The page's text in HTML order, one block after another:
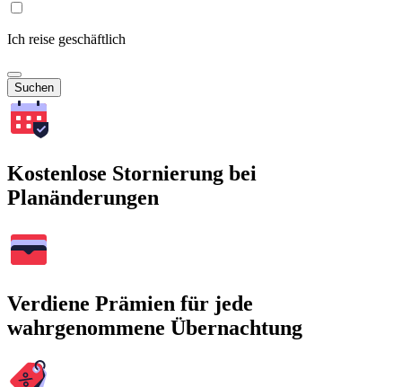
Ich reise geschäftlich
Suchen
Kostenlose Stornierung bei
Planänderungen
Verdiene Prämien für jede
wahrgenommene Übernachtung